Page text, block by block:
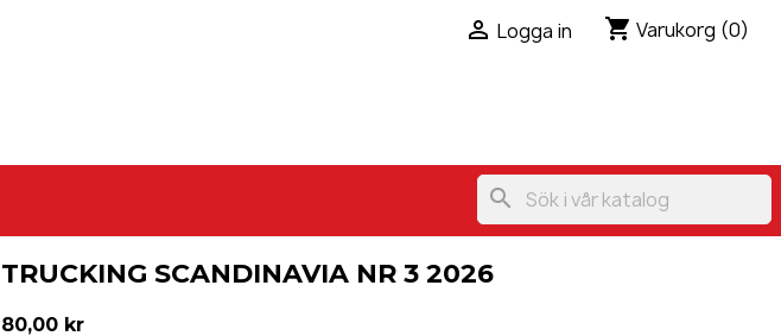
 Logga in shopping_cart Varukorg (0)
search
TRUCKING SCANDINAVIA NR 3 2026
80,00 kr